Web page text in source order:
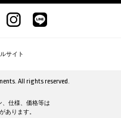
サイト
All rights reserved.
、仕様、価格等は
あります。